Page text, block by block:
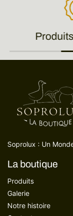
Soprolux : Un
La boutique
Produits
Galerie
Notre histoire